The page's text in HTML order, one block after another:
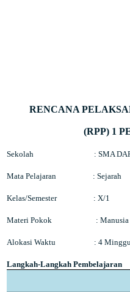
RENCANA
(RPP) 1
Sekolah : SMA
Mata Pelajaran : Sejarah
Kelas/Semester : X/1
Materi Pokok :Manusia
Alokasi Waktu : 4
Langkah-Langkah Pembelajaran